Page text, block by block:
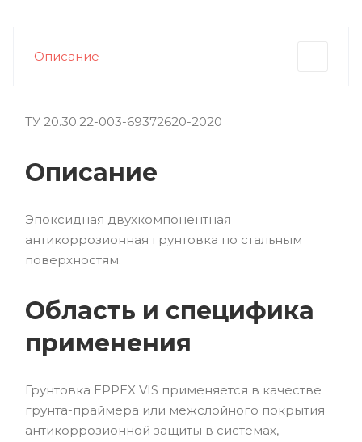
Описание
ТУ 20.30.22-003-69372620-2020
Описание
Эпоксидная двухкомпонентная
антикоррозионная грунтовка по стальным
поверхностям.
Область и специфика
применения
Грунтовка EPPEX VIS применяется в качестве
грунта-праймера или межслойного покрытия
антикоррозионной защиты в системах,